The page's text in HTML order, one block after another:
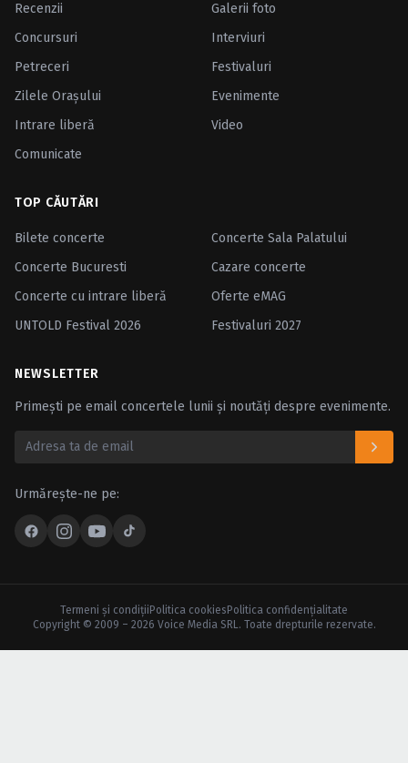
Recenzii
Galerii foto
Concursuri
Interviuri
Petreceri
Festivaluri
Zilele Oraşului
Evenimente
Intrare liberă
Video
Comunicate
TOP CĂUTĂRI
Bilete concerte
Concerte Sala Palatului
Concerte Bucuresti
Cazare concerte
Concerte cu intrare liberă
Oferte eMAG
UNTOLD Festival 2026
Festivaluri 2027
NEWSLETTER
Primești pe email concertele lunii și noutăți despre evenimente.
Urmărește-ne pe:
Termeni şi condiţii Politica cookies Politica confidenţialitate
Copyright © 2009 – 2026 Voice Media SRL. Toate drepturile rezervate.